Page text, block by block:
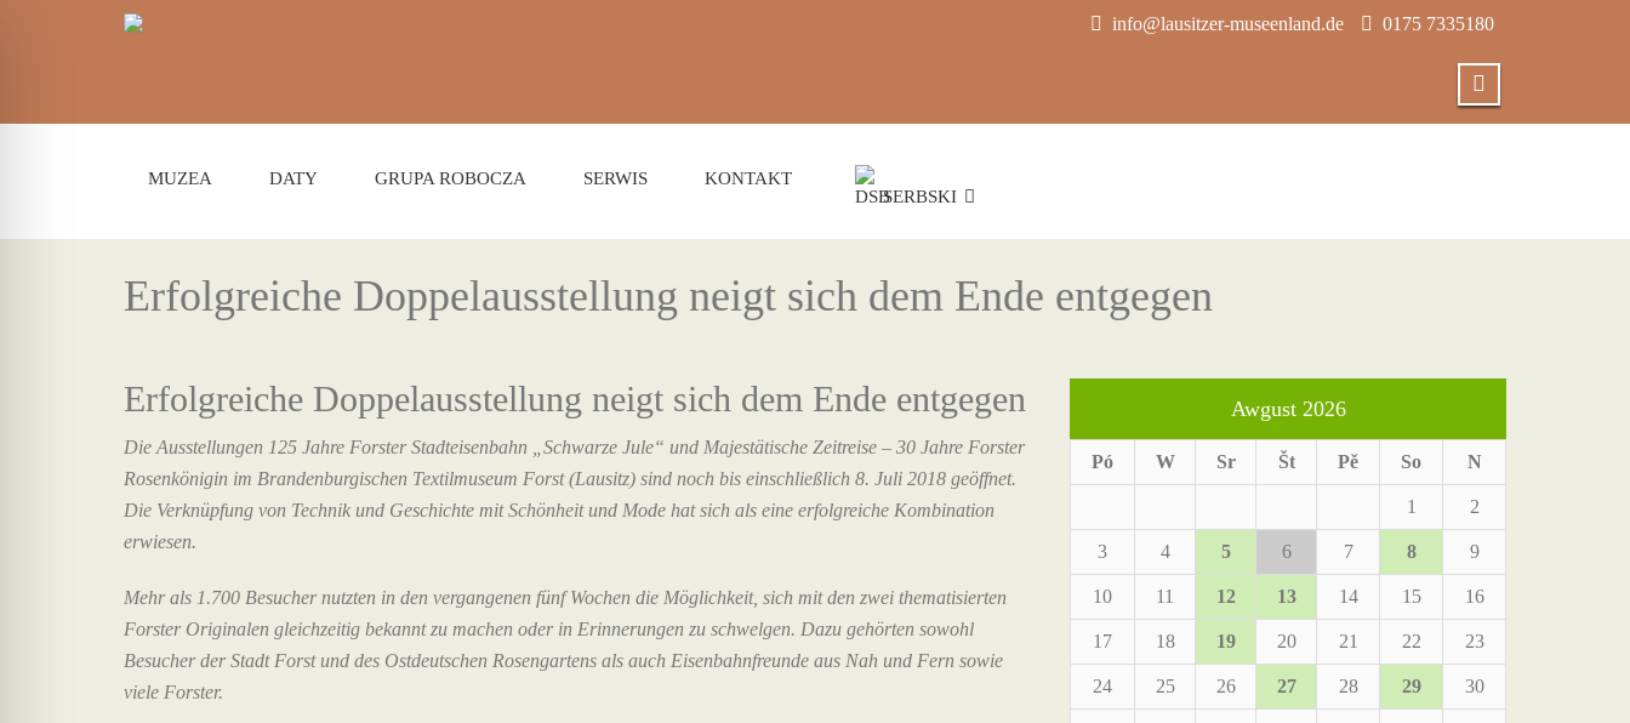
info@lausitzer-museenland.de 0175 7335180
MUZEA DATY GRUPA ROBOCZA SERWIS
KONTAKT
SERBSKI
Erfolgreiche Doppelausstellung neigt sich dem Ende entgegen
Erfolgreiche Doppelausstellung neigt sich dem Ende entgegen
Die Ausstellungen 125 Jahre Forster Stadteisenbahn „Schwarze Jule“ und Majestätische Zeitreise – 30 Jahre Forster
Rosenkönigin im Brandenburgischen Textilmuseum Forst (Lausitz) sind noch bis einschließlich 8. Juli 2018 geöffnet.
Die Verknüpfung von Technik und Geschichte mit Schönheit und Mode hat sich als eine erfolgreiche Kombination
erwiesen.
Mehr als 1.700 Besucher nutzten in den vergangenen fünf Wochen die Möglichkeit, sich mit den zwei thematisierten
Forster Originalen gleichzeitig bekannt zu machen oder in Erinnerungen zu schwelgen. Dazu gehörten sowohl
Besucher der Stadt Forst und des Ostdeutschen Rosengartens als auch Eisenbahnfreunde aus Nah und Fern sowie
viele Forster.
Awgust 2026
Pó W Sr Št Pě So N
1 2
3 4 5 6 7 8 9
10 11 12 13 14 15 16
17 18 19 20 21 22 23
24 25 26 27 28 29 30